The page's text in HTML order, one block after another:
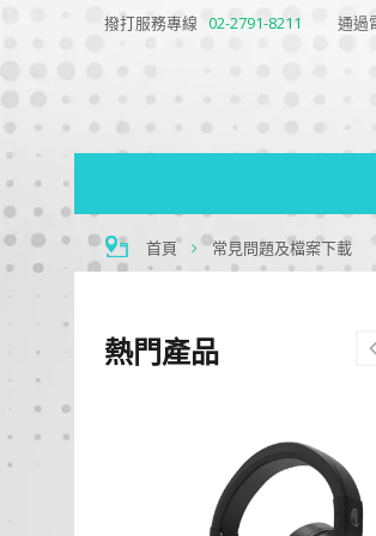
撥打服務專線 02-2791-8211 通過
首頁 常見問題及檔案下載
熱門產品